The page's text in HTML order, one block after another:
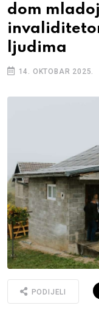
dom
ljudima
14. OKTOBAR 2025.
PODIJELI